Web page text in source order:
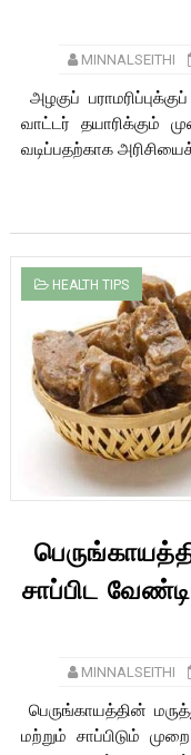
MINNALSEITHI
அழகுப்
வாட்டர் தயாரிக்கும்
வடிப்பதற்காக
HEALTH TIPS
சாப்பிட
MINNALSEITHI
பெருங்காயத்தின்
மற்றும் சாப்பிடும்